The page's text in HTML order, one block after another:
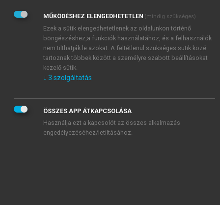
Adatkezelési tájékoztatóbanfoglaltakat tudomásul
veszem és elfogadom.
Általános vásárlási feltételeket, valamint a szotar.netés a
mersz.huoldalak licencszerződéseiben foglaltakat
tudomásul veszem és elfogadom.
KIPRÓBÁLOM
MŰKÖDÉSHEZ ELENGEDHETETLEN (mindig szükséges)
Ezek a sütik elengedhetetlenek az oldalunkon történő
böngészéshez,a funkciók használatához, és a felhasználók
nem tilthatják le azokat. A feltétlenül szükséges sütik közé
tartoznak többek között a személyre szabott beállításokat
kezelő sütik.
↓ 3 szolgáltatás
ÖSSZES APP ÁTKAPCSOLÁSA
Használja ezt a kapcsolót az összes alkalmazás
engedélyezéséhez/letiltásához.